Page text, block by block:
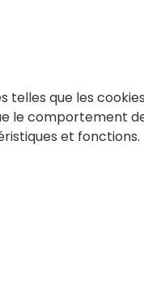
telles que les
comportement
et fonctions.